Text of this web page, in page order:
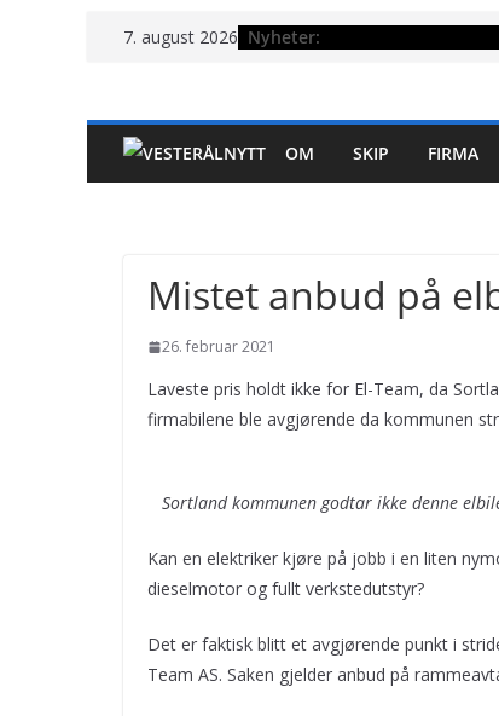
Hopp7. august 2026 Nyheter:
OM SKIP FIRMA
Mistet anbud på
26. februar 2021
Laveste pris holdt ikke for El-Team, da
firmabilene ble avgjørende da kommunen
Sortland kommunen godtar ikke denne
Kan en elektriker kjøre på jobb i en liten
dieselmotor og fullt verkstedutstyr?
Det er faktisk blitt et avgjørende punkt i
Team AS. Saken gjelder anbud på